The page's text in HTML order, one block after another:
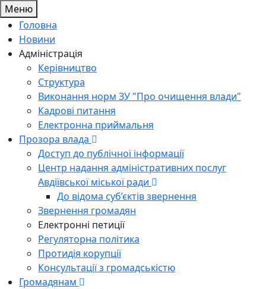
Меню
Головна
Новини
Адміністрація
Керівництво
Структура
Виконання норм ЗУ "Про очищення влади"
Кадрові питання
Електронна приймальня
Прозора влада
Доступ до публічної інформації
Центр надання адміністративних послуг
Авдіївської міської ради
До відома суб’єктів звернення
Звернення громадян
Електронні петиції
Регуляторна політика
Протидія корупції
Консультації з громадськістю
Громадянам